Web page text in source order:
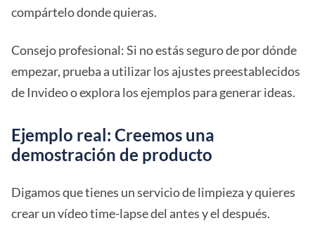
compártelo donde quieras.
Consejo profesional: Si no estás seguro de por dónde
empezar, prueba a utilizar los ajustes preestablecidos
de Invideo o explora los ejemplos para generar ideas.
Ejemplo real: Creemos una
demostración de producto
Digamos que tienes un servicio de limpieza y quieres
crear un vídeo time-lapse del antes y el después.